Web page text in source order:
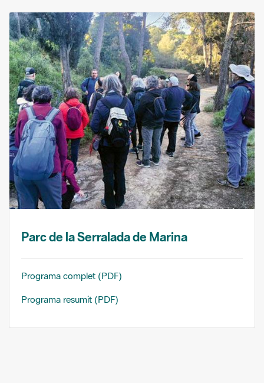
Parc de la Serralada de Marina
Programa complet (PDF)
Programa resumit (PDF)